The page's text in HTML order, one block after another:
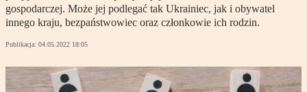
gospodarczej. Może jej podlegać tak Ukrainiec, jak i obywatel
innego kraju, bezpaństwowiec oraz członkowie ich rodzin.
Publikacja: 04.05.2022 18:05